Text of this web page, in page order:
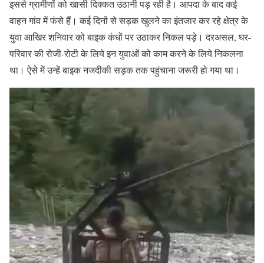
इससे ग्रामीणों को खासी दिक्कत उठानी पड़ रही है। आपदा के बाद कई
वाहन गांव में फंसे हैं। कई दिनों से सड़क खुलने का इंतजार कर रहे क्षेत्र के
युवा आखिर शनिवार को बाइक कंधों पर उठाकर निकल पड़े। दरअसल, घर-
परिवार की रोजी-रोटी के लिये इन युवाओं को काम करने के लिये निकलना
था। ऐसे में उन्हें बाइक नजदीकी सड़क तक पहुंचाना जरूरी हो गया था।